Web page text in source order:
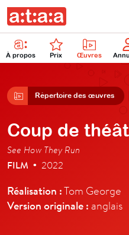
À propos Prix Œuvres
Répertoire des œuvres
Coup de
See How They Run
FILM • 2022
Réalisation :Tom George
Version originale : anglais